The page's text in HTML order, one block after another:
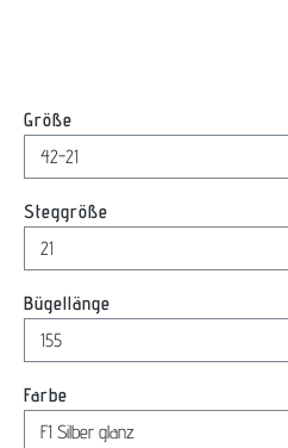
Größe
Steggröße
Bügellänge
Farbe